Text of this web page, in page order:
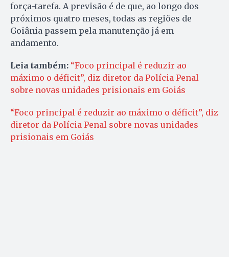
força-tarefa. A previsão é de que, ao longo dos
próximos quatro meses, todas as regiões de
Goiânia passem pela manutenção já em
andamento.
Leia também: “Foco principal é reduzir ao
máximo o déficit”, diz diretor da Polícia Penal
sobre novas unidades prisionais em Goiás
“Foco principal é reduzir ao máximo o déficit”, diz
diretor da Polícia Penal sobre novas unidades
prisionais em Goiás